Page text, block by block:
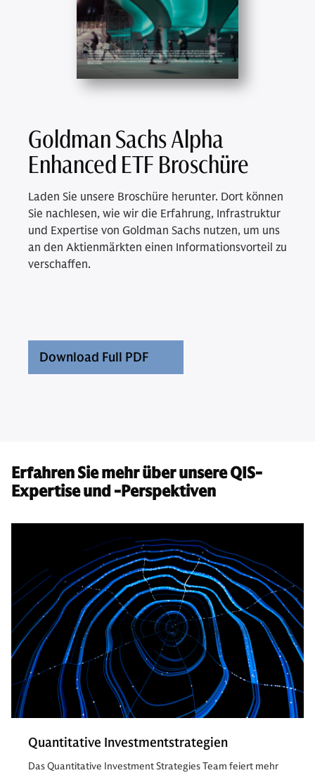
Goldman Sachs Alpha
Enhanced ETF Broschüre
Laden Sie unsere Broschüre herunter. Dort können
Sie nachlesen, wie wir die Erfahrung, Infrastruktur
und Expertise von Goldman Sachs nutzen, um uns
an den Aktienmärkten einen Informationsvorteil zu
verschaffen.
Download Full PDF
Erfahren Sie mehr über unsere QIS-
Expertise und -Perspektiven
Quantitative Investmentstrategien
Das Quantitative Investment Strategies Team feiert mehr